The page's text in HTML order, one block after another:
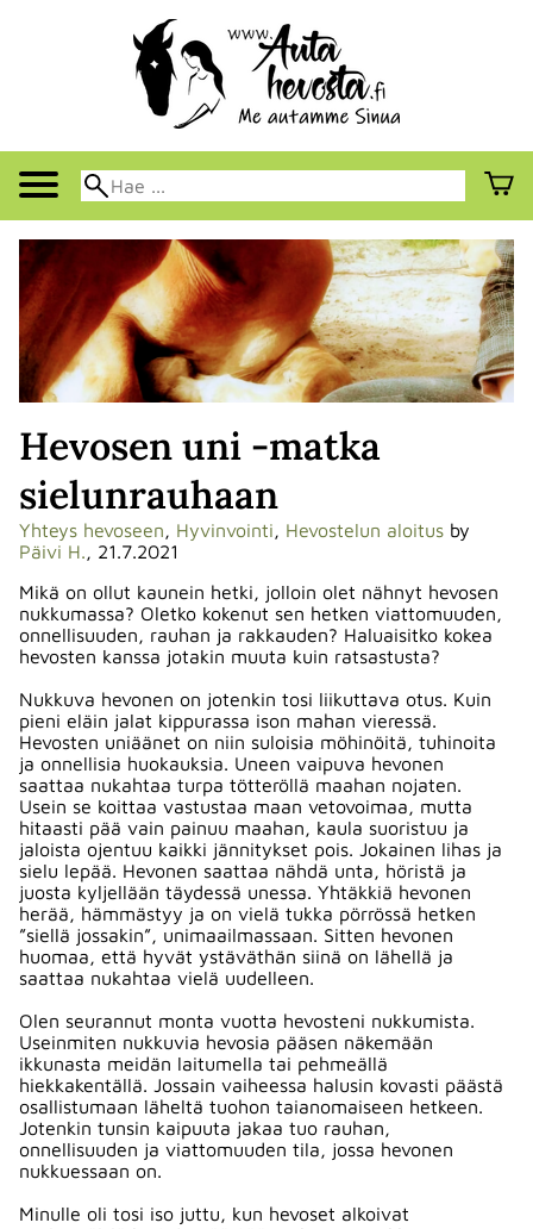
Hevosen uni -matka
sielunrauhaan
Yhteys hevoseen, Hyvinvointi, Hevostelun aloitus by
Päivi H., 21.7.2021
Mikä on ollut kaunein hetki, jolloin olet nähnyt hevosen
nukkumassa? Oletko kokenut sen hetken viattomuuden,
onnellisuuden, rauhan ja rakkauden? Haluaisitko kokea
hevosten kanssa jotakin muuta kuin ratsastusta?
Nukkuva hevonen on jotenkin tosi liikuttava otus. Kuin
pieni eläin jalat kippurassa ison mahan vieressä.
Hevosten uniäänet on niin suloisia möhinöitä, tuhinoita
ja onnellisia huokauksia. Uneen vaipuva hevonen
saattaa nukahtaa turpa tötteröllä maahan nojaten.
Usein se koittaa vastustaa maan vetovoimaa, mutta
hitaasti pää vain painuu maahan, kaula suoristuu ja
jaloista ojentuu kaikki jännitykset pois. Jokainen lihas ja
sielu lepää. Hevonen saattaa nähdä unta, höristä ja
juosta kyljellään täydessä unessa. Yhtäkkiä hevonen
herää, hämmästyy ja on vielä tukka pörrössä hetken
”siellä jossakin”, unimaailmassaan. Sitten hevonen
huomaa, että hyvät ystäväthän siinä on lähellä ja
saattaa nukahtaa vielä uudelleen.
Olen seurannut monta vuotta hevosteni nukkumista.
Useinmiten nukkuvia hevosia pääsen näkemään
ikkunasta meidän laitumella tai pehmeällä
hiekkakentällä. Jossain vaiheessa halusin kovasti päästä
osallistumaan läheltä tuohon taianomaiseen hetkeen.
Jotenkin tunsin kaipuuta jakaa tuo rauhan,
onnellisuuden ja viattomuuden tila, jossa hevonen
nukkuessaan on.
Minulle oli tosi iso juttu, kun hevoset alkoivat